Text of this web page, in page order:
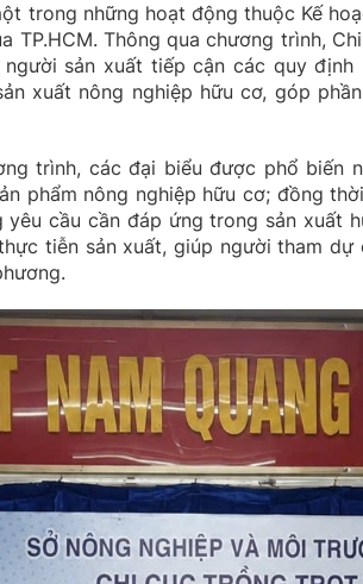
trong những hoạt động thuộc Kế
TP.HCM. Thông qua chương trình,
sản xuất tiếp cận các quy
xuất nông nghiệp hữu cơ, góp
trình, các đại biểu được phổ biến
phẩm nông nghiệp hữu cơ; đồng
yêu cầu cần đáp ứng trong sản xuất
tiễn sản xuất, giúp người tham